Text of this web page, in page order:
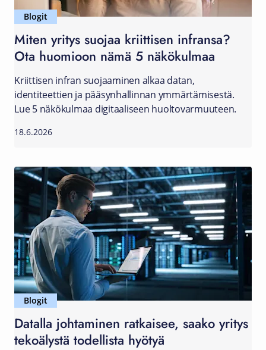
Blogit
Miten yritys suojaa kriittisen infransa?
Ota huomioon nämä 5 näkökulmaa
Kriittisen infran suojaaminen alkaa datan,
identiteettien ja pääsynhallinnan ymmärtämisestä.
Lue 5 näkökulmaa digitaaliseen huoltovarmuuteen.
18.6.2026
Blogit
Datalla johtaminen ratkaisee, saako yritys
tekoälystä todellista hyötyä